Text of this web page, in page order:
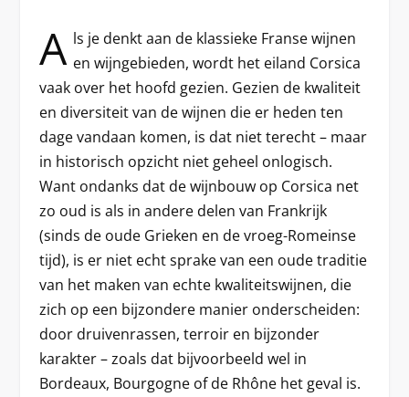
A ls je denkt aan de klassieke Franse wijnen
en wijngebieden, wordt het eiland Corsica
vaak over het hoofd gezien. Gezien de kwaliteit
en diversiteit van de wijnen die er heden ten
dage vandaan komen, is dat niet terecht – maar
in historisch opzicht niet geheel onlogisch.
Want ondanks dat de wijnbouw op Corsica net
zo oud is als in andere delen van Frankrijk
(sinds de oude Grieken en de vroeg-Romeinse
tijd), is er niet echt sprake van een oude traditie
van het maken van echte kwaliteitswijnen, die
zich op een bijzondere manier onderscheiden:
door druivenrassen, terroir en bijzonder
karakter – zoals dat bijvoorbeeld wel in
Bordeaux, Bourgogne of de Rhône het geval is.